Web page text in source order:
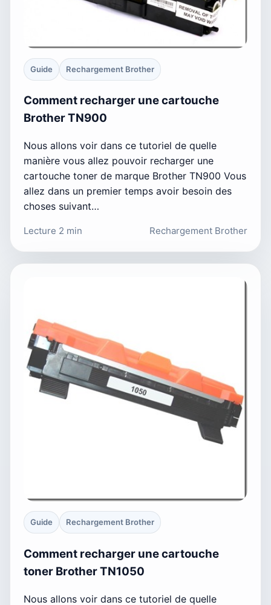
Guide Rechargement Brother
Comment recharger une cartouche
Brother TN900
Nous allons voir dans ce tutoriel de quelle
manière vous allez pouvoir recharger une
cartouche toner de marque Brother TN900 Vous
allez dans un premier temps avoir besoin des
choses suivant…
Lecture 2 min Rechargement Brother
Guide Rechargement Brother
Comment recharger une cartouche
toner Brother TN1050
Nous allons voir dans ce tutoriel de quelle